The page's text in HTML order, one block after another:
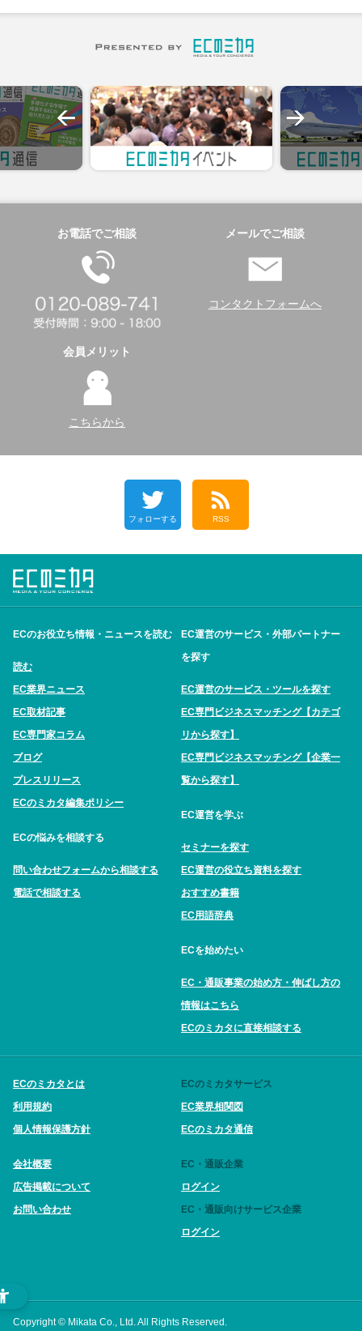
お電話でご相談 メールでご相談
コンタクトフォームへ
会員メリット
こちらから
フォローする RSS
ECのお役立ち情報・ニュースを読む
読む
EC業界ニュース
EC取材記事
EC専門家コラム
ブログ
プレスリリース
ECのミカタ編集ポリシー
ECの悩みを相談する
問い合わせフォームから相談する
電話で相談する
EC運営のサービス・外部パートナー
を探す
EC運営のサービス・ツールを探す
EC専門ビジネスマッチング【カテゴ
リから探す】
EC専門ビジネスマッチング【企業一
覧から探す】
EC運営を学ぶ
セミナーを探す
EC運営の役立ち資料を探す
おすすめ書籍
EC用語辞典
ECを始めたい
EC・通販事業の始め方・伸ばし方の
情報はこちら
ECのミカタに直接相談する
ECのミカタとは
利用規約
個人情報保護方針
会社概要
広告掲載について
お問い合わせ
ECのミカタサービス
EC業界相関図
ECのミカタ通信
EC・通販企業
ログイン
EC・通販向けサービス企業
ログイン
Copyright © Mikata Co., Ltd. All Rights Reserved.